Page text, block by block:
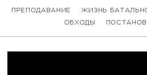
ПРЕПОДАВАНИЕ ЖИЗНЬ
ОБХОДЫ